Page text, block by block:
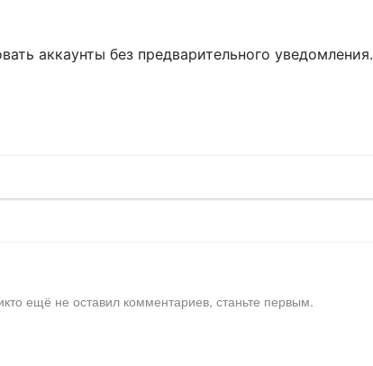
аккаунты без предварительного уведомления.
ещё не оставил комментариев, станьте первым.